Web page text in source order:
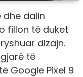
dhe dalin
fillon të duket
dizajn.
të
Google Pixel 9